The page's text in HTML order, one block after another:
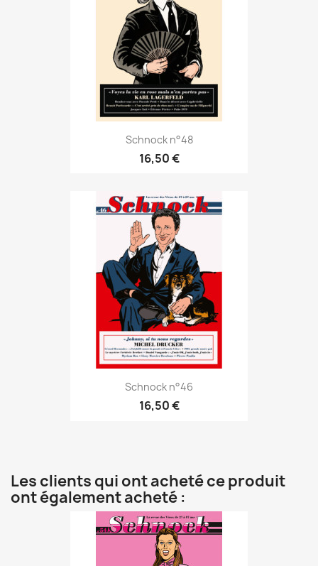
Schnock n°48
16,50 €
Schnock n°46
16,50 €
Les clients qui ont acheté ce produit
ont également acheté :